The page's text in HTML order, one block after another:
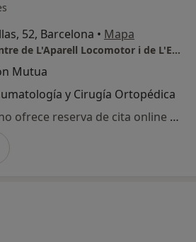
52, Barcelona • Mapa
Institut Arquer. Centre de L'Aparell Locomotor i de L'Esport
Mutua
y Cirugía Ortopédica
Este especialista no ofrece reserva de cita online en esta dirección.